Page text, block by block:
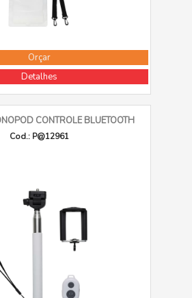
Orçar
Detalhes
CONTROLE BLUETOOTH
Cod.: P@12961